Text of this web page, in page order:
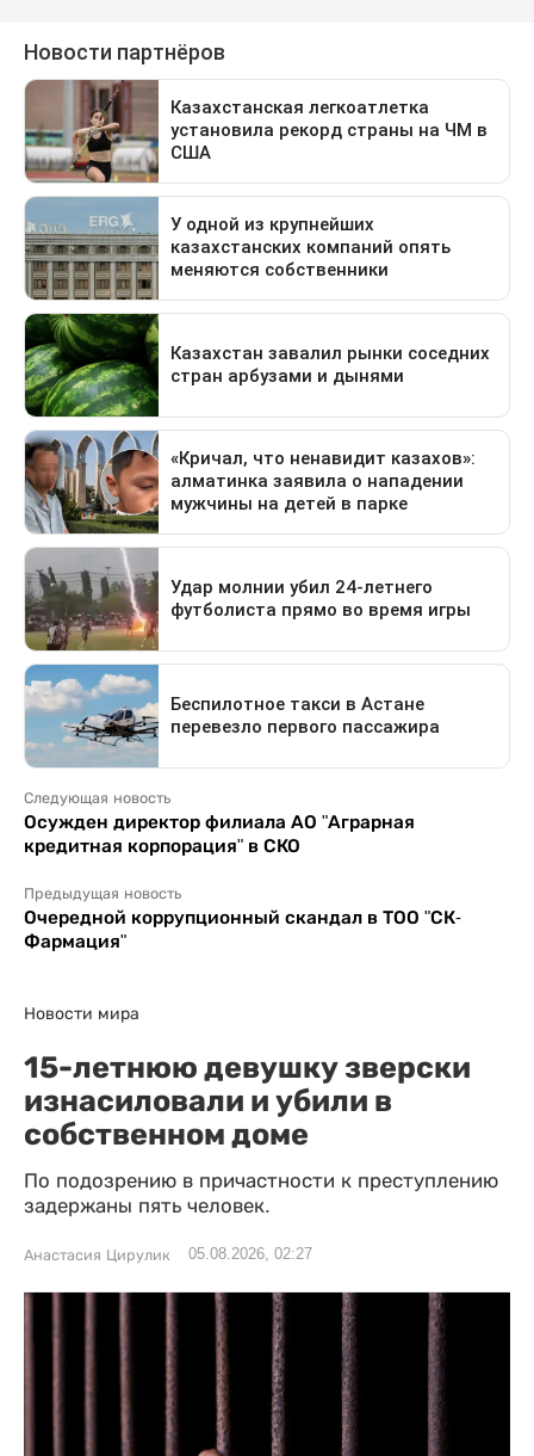
Следующая новость
Осужден директор филиала АО "Аграрная
кредитная корпорация" в СКО
Предыдущая новость
Очередной коррупционный скандал в ТОО "СК-
Фармация"
Новости мира
15-летнюю девушку зверски
изнасиловали и убили в
собственном доме
По подозрению в причастности к преступлению
задержаны пять человек.
Анастасия Цирулик 05.08.2026, 02:27